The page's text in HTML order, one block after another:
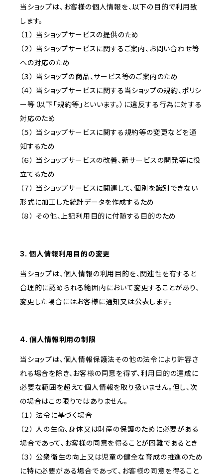
当ショップは、お客様の個人情報を、以下の目的で利用致
します。
（１） 当ショップサービスの提供のため
（２） 当ショップサービスに関するご案内、お問い合わせ等
への対応のため
（３） 当ショップの商品、サービス等のご案内のため
（４） 当ショップサービスに関する当ショップの規約、ポリシ
ー等（以下「規約等」といいます。）に違反する行為に対する
対応のため
（５） 当ショップサービスに関する規約等の変更などを通
知するため
（６） 当ショップサービスの改善、新サービスの開発等に役
立てるため
（７） 当ショップサービスに関連して、個別を識別できない
形式に加工した統計データを作成するため
（８） その他、上記利用目的に付随する目的のため
3. 個人情報利用目的の変更
当ショップは、個人情報の利用目的を、関連性を有すると
合理的に認められる範囲内において変更することがあり、
変更した場合にはお客様に通知又は公表します。
4. 個人情報利用の制限
当ショップは、個人情報保護法その他の法令により許容さ
れる場合を除き、お客様の同意を得ず、利用目的の達成に
必要な範囲を超えて個人情報を取り扱いません。但し、次
の場合はこの限りではありません。
（１） 法令に基づく場合
（２） 人の生命、身体又は財産の保護のために必要がある
場合であって、お客様の同意を得ることが困難であるとき
（３） 公衆衛生の向上又は児童の健全な育成の推進のため
に特に必要がある場合であって、お客様の同意を得ること